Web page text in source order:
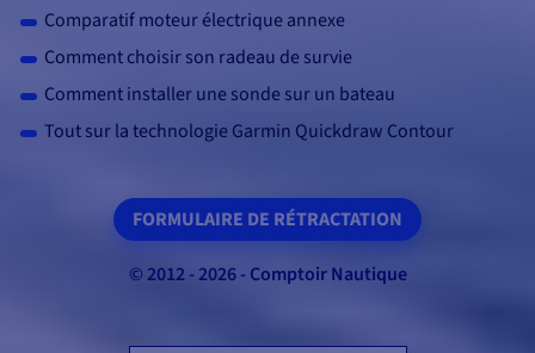
Comparatif moteur électrique annexe
Comment choisir son radeau de survie
Comment installer une sonde sur un bateau
Tout sur la technologie Garmin Quickdraw Contour
FORMULAIRE DE RÉTRACTATION
© 2012 - 2026 - Comptoir Nautique